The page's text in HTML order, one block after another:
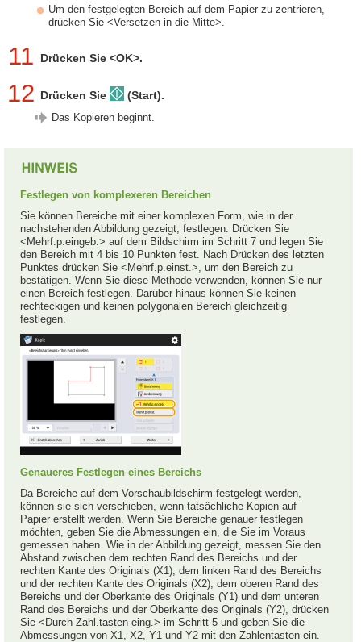
Um den festgelegten Bereich auf dem Papier zu zentrieren,
drücken Sie <Versetzen in die Mitte>.
11 Drücken Sie <OK>.
12 Drücken Sie (Start).
Das Kopieren beginnt.
Festlegen von komplexeren Bereichen
Sie können Bereiche mit einer komplexen Form, wie in der
nachstehenden Abbildung gezeigt, festlegen. Drücken Sie
<Mehrf.p.eingeb.> auf dem Bildschirm im Schritt 7 und legen Sie
den Bereich mit 4 bis 10 Punkten fest. Nach Drücken des letzten
Punktes drücken Sie <Mehrf.p.einst.>, um den Bereich zu
bestätigen. Wenn Sie diese Methode verwenden, können Sie nur
einen Bereich festlegen. Darüber hinaus können Sie keinen
rechteckigen und keinen polygonalen Bereich gleichzeitig
festlegen.
Genaueres Festlegen eines Bereichs
Da Bereiche auf dem Vorschaubildschirm festgelegt werden,
können sie sich verschieben, wenn tatsächliche Kopien auf
Papier erstellt werden. Wenn Sie Bereiche genauer festlegen
möchten, geben Sie die Abmessungen ein, die Sie im Voraus
gemessen haben. Wie in der Abbildung gezeigt, messen Sie den
Abstand zwischen dem rechten Rand des Bereichs und der
rechten Kante des Originals (X1), dem linken Rand des Bereichs
und der rechten Kante des Originals (X2), dem oberen Rand des
Bereichs und der Oberkante des Originals (Y1) und dem unteren
Rand des Bereichs und der Oberkante des Originals (Y2), drücken
Sie <Durch Zahl.tasten eing.> im Schritt 5 und geben Sie die
Abmessungen von X1, X2, Y1 und Y2 mit den Zahlentasten ein.